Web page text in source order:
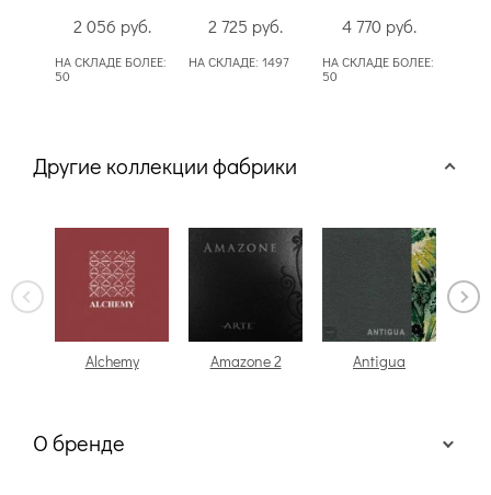
2 056 руб.
НА СКЛАДЕ БОЛЕЕ:
50
2 725 руб.
НА СКЛАДЕ: 1497
4 770 руб.
НА СКЛАДЕ БОЛЕЕ:
50
Другие коллекции фабрики
Alchemy Amazone 2 Antigua
О бренде